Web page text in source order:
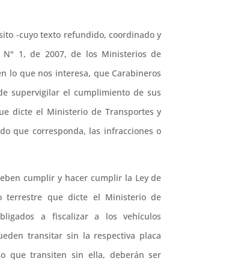
-cuyo texto refundido, coordinado y
1, de 2007, de los Ministerios de
lo que nos interesa, que Carabineros
supervigilar el cumplimiento de sus
dicte el Ministerio de Transportes y
que corresponda, las infracciones o
cumplir y hacer cumplir la Ley de
terrestre que dicte el Ministerio de
a fiscalizar a los vehículos
transitar sin la respectiva placa
que transiten sin ella, deberán ser